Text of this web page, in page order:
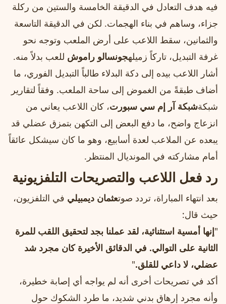
فيه هدف التعادل في الدقيقة الخامسة والستين من ركلة
جزاء، وساهم في بناء الهجمات. لكن في الدقيقة التاسعة
والثمانين، سقط اللاعب على أرض الملعب وتوجه نحو
غرفة التبديل، تاركاً زميلهجونسالو راموش للعب بدلاً منه.
أشار اللاعب بيده إلى دكة البدلاء طالباً التبديل الفوري، ما
أضاف طبقةً من الغموض إلى ساحة الملعب. وفقاً لتقارير
شبكةشبكة آر إم سي سبورت، كان اللاعب يعاني من
انزعاج واضح، ما دفع البعض إلى التكهن بتمزق عضلي قد
يبعده عن الملاعب لعدة أسابيع، وهو ما كان سيشكل عائقاً
أمام مشاركته في المونديال المنتظر.
رد فعل اللاعب والتصريحات التلفزيونية
بعد انتهاء المباراة، تردد صوتعثمان ديمبيلي في التلفزيون،
حيث قال:
"إنها أمسية استثنائية، لقد عملنا بجد لتحقيق اللقب للمرة
الثانية على التوالي. في الدقائق الأخيرة كان مجرد شد
عضلي، لا داعي للقلق."
أكد في تصريحات أخرى أنه لم يواجه أي إصابة خطيرة،
وأنه مجرد إرهاق بدني شديد، ما طرد الشكوك حول